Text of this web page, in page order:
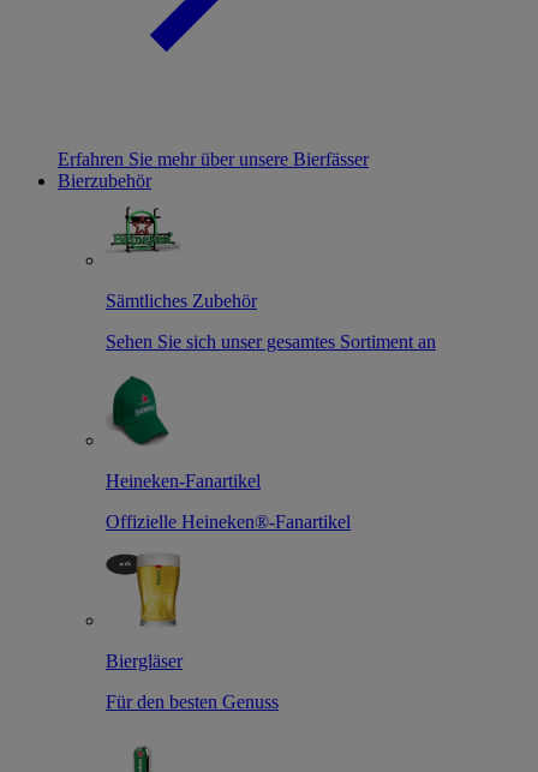
Erfahren Sie mehr über unsere Bierfässer
Bierzubehör
Sämtliches Zubehör
Sehen Sie sich unser gesamtes Sortiment an
Heineken-Fanartikel
Offizielle Heineken®-Fanartikel
Biergläser
Für den besten Genuss